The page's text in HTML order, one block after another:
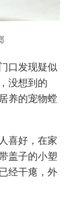
口发现疑似
没想到的
养的宠物螳
喜好，在家
盖子的小塑
经干瘪，外